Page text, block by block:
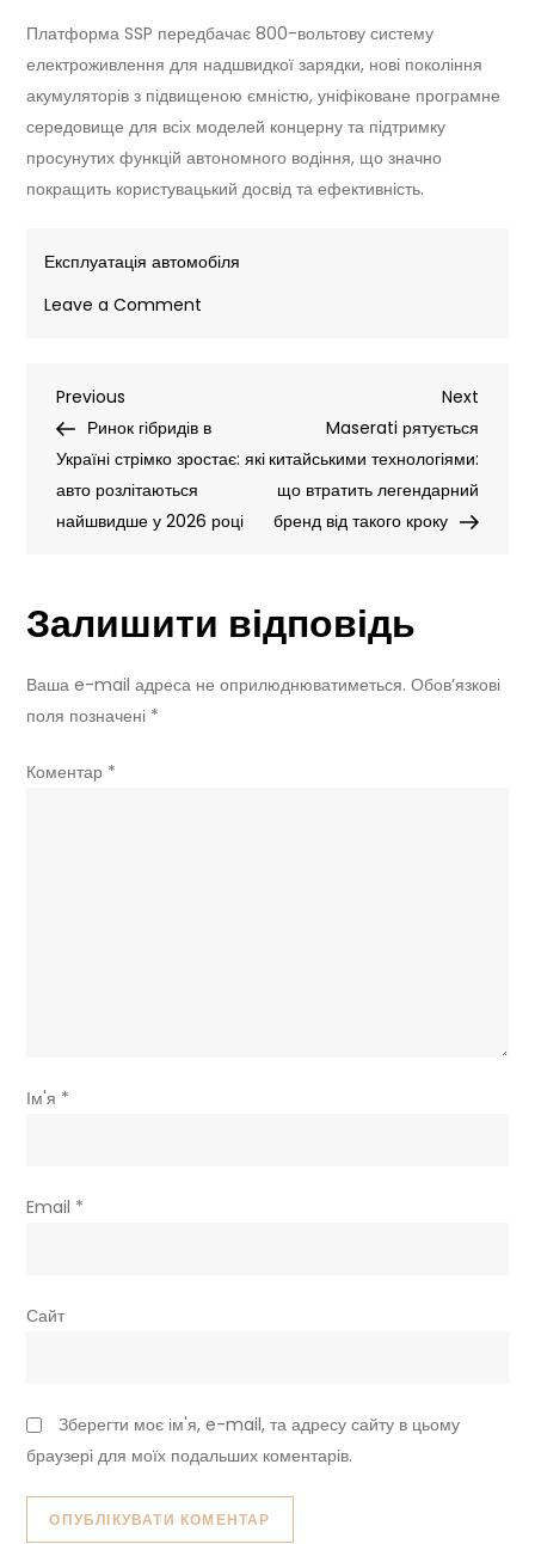
Платформа SSP передбачає 800-вольтову систему
електроживлення для надшвидкої зарядки, нові покоління
акумуляторів з підвищеною ємністю, уніфіковане програмне
середовище для всіх моделей концерну та підтримку
просунутих функцій автономного водіння, що значно
покращить користувацький досвід та ефективність.
Експлуатація автомобіля
Leave a Comment
з’явиться
до
го:
причина
затримки
Навігація
записів
Previous
Post
Previous
Ринок гібридів в
Україні стрімко зростає: які
авто розлітаються
найшвидше у 2026 році
Next
Post
Next
Maserati рятується
китайськими технологіями:
що втратить легендарний
бренд від такого кроку
Залишити відповідь
Ваша e-mail адреса не оприлюднюватиметься. Обов’язкові
поля позначені *
Коментар *
Ім'я *
Email *
Сайт
Зберегти моє ім'я, e-mail, та адресу сайту в цьому
браузері для моїх подальших коментарів.